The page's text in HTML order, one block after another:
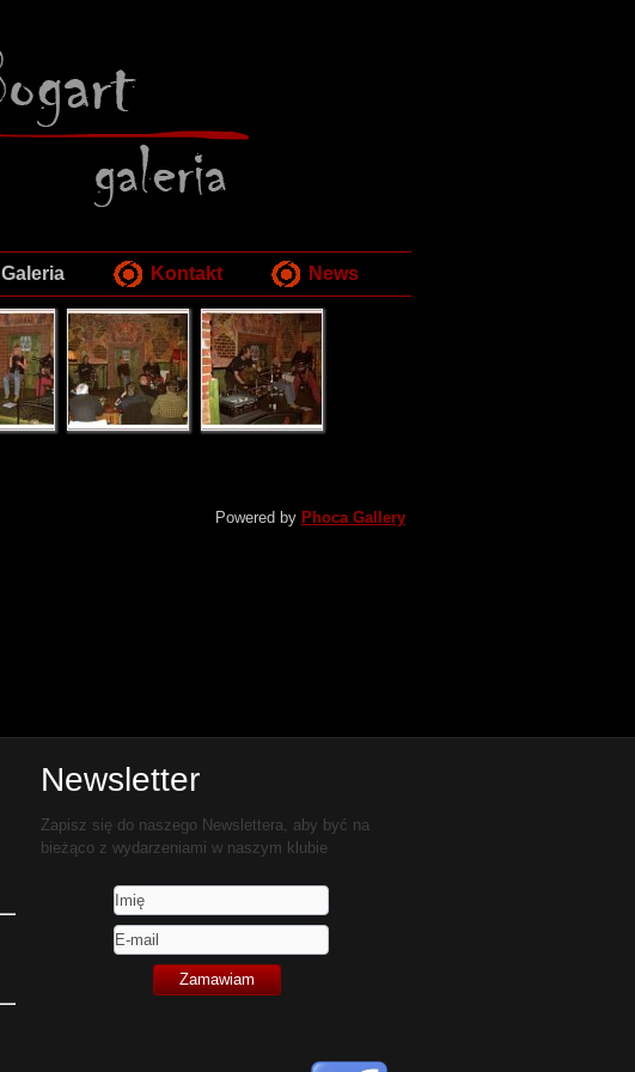
Galeria Kontakt News
Powered by Phoca Gallery
Newsletter
Zapisz się do naszego Newslettera, aby być na
bieżąco z wydarzeniami w naszym klubie